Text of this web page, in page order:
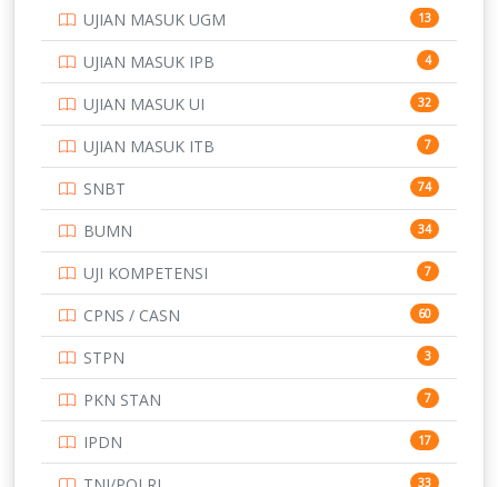
SMA 146
SMK 231
SMP 134
STIP 2
153
345
UNIVERSITAS AIRLANGGA 15
16
15
15
14
UJIAN MASUK UGM 13
UJIAN MASUK IPB 4
UJIAN MASUK UI 32
UJIAN MASUK ITB 7
SNBT 74
BUMN 34
UJI KOMPETENSI 7
CPNS / CASN 60
STPN 3
PKN STAN 7
IPDN 17
33